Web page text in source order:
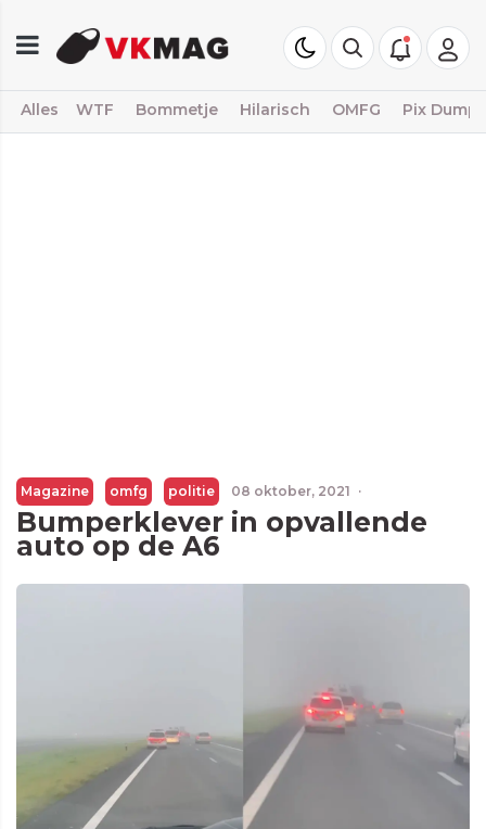
Alles WTF Bommetje Hilarisch OMFG Pix Dump
Magazine omfg politie 08 oktober, 2021 ·
Bumperklever in opvallende
auto op de A6